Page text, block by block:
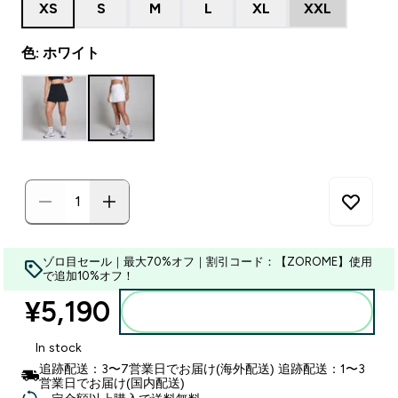
XS S M L XL XXL
色: ホワイト
ゾロ目セール｜最大70%オフ｜割引コード：【ZOROME】使用
で追加10%オフ！
¥5,190‎
In stock
追跡配送：3〜7営業日でお届け(海外配送) 追跡配送：1〜3
営業日でお届け(国内配送)